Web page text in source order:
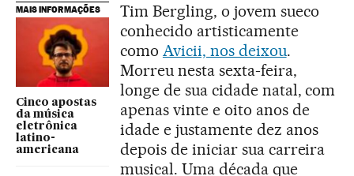
MAIS INFORMAÇÕES
Cinco apostas
da música
eletrônica
latino-
americana
Tim Bergling, o jovem sueco
conhecido artisticamente
como Avicii, nos deixou.
Morreu nesta sexta-feira,
longe de sua cidade natal, com
apenas vinte e oito anos de
idade e justamente dez anos
depois de iniciar sua carreira
musical. Uma década que